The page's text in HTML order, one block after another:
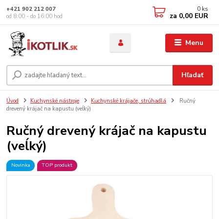
Menu
Hľadať
+421 902 212 007
od 8:00 - do 16:00 hod
0 ks
za 0,00 EUR
Úvod Kuchynské nástroje Kuchynské krájače, strúhadlá
Ručný
drevený krájač na kapustu (veĺký)
Ručný drevený krájač na kapustu
(veĺký)
Novinka TOP produkt